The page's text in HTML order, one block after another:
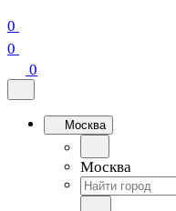
0
0
0
Москва
Москва